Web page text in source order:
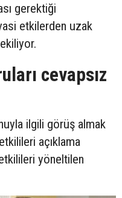
gerektiği
etkilerden uzak
cevapsız
ilgili görüş almak
açıklama
yöneltilen